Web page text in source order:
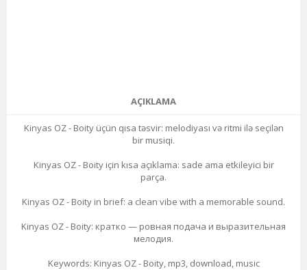
AÇIKLAMA
Kinyas OZ - Boity üçün qısa təsvir: melodiyası və ritmi ilə seçilən
bir musiqi.
Kinyas OZ - Boity için kısa açıklama: sade ama etkileyici bir
parça.
Kinyas OZ - Boity in brief: a clean vibe with a memorable sound.
Kinyas OZ - Boity: кратко — ровная подача и выразительная
мелодия.
Keywords: Kinyas OZ - Boity, mp3, download, music